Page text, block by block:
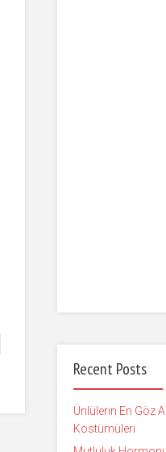
Recent Posts
Ünlülerin En Göz
Kostümüleri